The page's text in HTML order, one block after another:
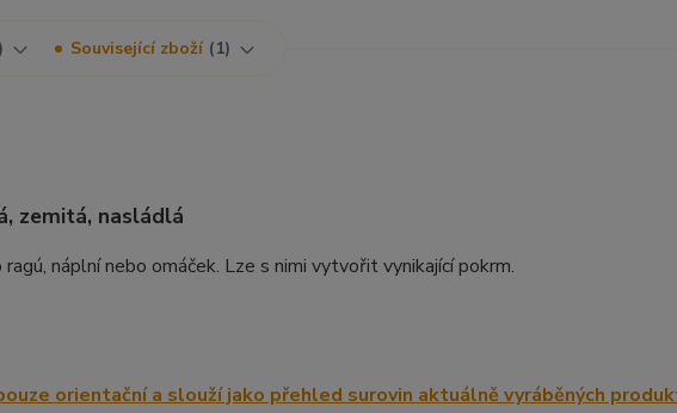
Související zboží 1
zemitá, nasládlá
náplní nebo omáček. Lze s nimi vytvořit vynikající pokrm.